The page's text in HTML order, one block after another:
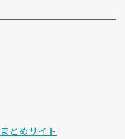
とめサイト